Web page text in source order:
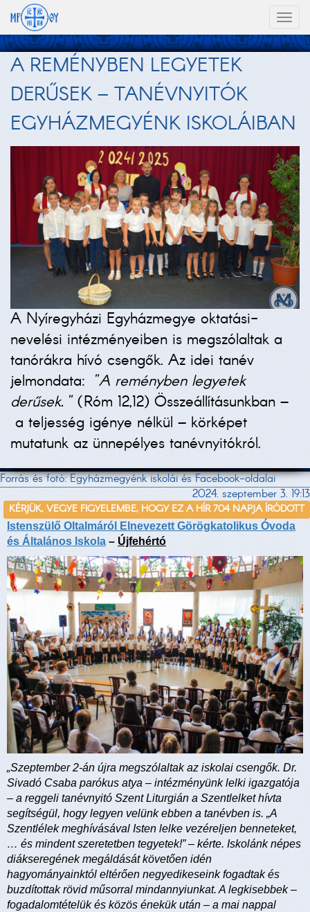
A REMÉNYBEN LEGYETEK
DERŰSEK – TANÉVNYITÓK
EGYHÁZMEGYÉNK ISKOLÁIBAN
A Nyíregyházi Egyházmegye oktatási-
nevelési intézményeiben is megszólaltak a
tanórákra hívó csengők. Az idei tanév
jelmondata: "A reményben legyetek
derűsek."(Róm 12,12) Összeállításunkban –
a teljesség igénye nélkül – körképet
mutatunk az ünnepélyes tanévnyitókról.
Forrás és fotó: Egyházmegyénk iskolái és Facebook-oldalai
2024. szeptember 3. 19:13
KÉRJÜK, VEGYE FIGYELEMBE, HOGY EZ A HÍR 704 NAPJA ÍRÓDOTT
Istenszülő Oltalmáról Elnevezett Görögkatolikus Óvoda
és Általános Iskola – Újfehértó
„Szeptember 2-án újra megszólaltak az iskolai csengők. Dr.
Sivadó Csaba parókus atya – intézményünk lelki igazgatója
– a reggeli tanévnyitó Szent Liturgián a Szentlelket hívta
segítségül, hogy legyen velünk ebben a tanévben is. „A
Szentlélek meghívásával Isten lelke vezéreljen benneteket,
… és mindent szeretetben tegyetek!” – kérte. Iskolánk népes
diákseregének megáldását követően idén
hagyományainktól eltérően negyedikeseink fogadtak és
buzdítottak rövid műsorral mindannyiunkat. A legkisebbek –
fogadalomtételük és közös énekük után – a mai nappal